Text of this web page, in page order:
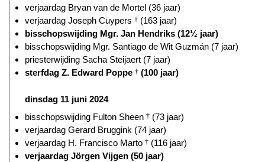
verjaardag Bryan van de Mortel (36 jaar)
verjaardag Joseph Cuypers † (163 jaar)
bisschopswijding Mgr. Jan Hendriks (12½ jaar)
bisschopswijding Mgr. Santiago de Wit Guzmán (7 jaar)
priesterwijding Sacha Steijaert (7 jaar)
sterfdag Z. Edward Poppe † (100 jaar)
dinsdag 11 juni 2024
bisschopswijding Fulton Sheen † (73 jaar)
verjaardag Gerard Bruggink (74 jaar)
verjaardag H. Francisco Marto † (116 jaar)
verjaardag Jörgen Vijgen (50 jaar)